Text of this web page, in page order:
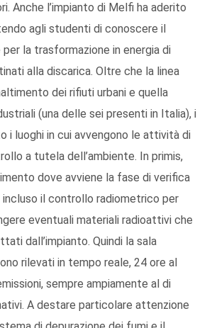
Anche l’impianto di Melfi ha aderito
agli studenti di conoscere il
la trasformazione in energia di
alla discarica. Oltre che la linea
dei rifiuti urbani e quella
(una delle sei presenti in Italia), i
i luoghi in cui avvengono le attività di
a tutela dell’ambiente. In primis,
dove avviene la fase di verifica
incluso il controllo radiometrico per
eventuali materiali radioattivi che
dall’impianto. Quindi la sala
rilevati in tempo reale, 24 ore al
sempre ampiamente al di
A destare particolare attenzione